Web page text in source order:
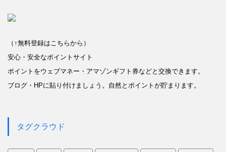
（↑無料登録はこちらから）
安心・安全なポイントサイト
ポイントをウェブマネー・アマゾンギフト券などと交換できます。
ブログ・HPに貼り付けましょう。自然とポイントが貯まります。
タグクラウド